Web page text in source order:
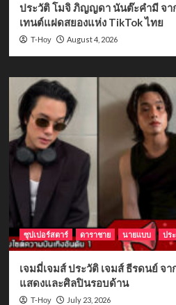
ประวัติ โมจิ ภิญญดา นันต๊ะคำมี จา
เทนต์แฝดสยองแห่ง TikTok ไทย
T-Hoy August 4, 2026
ซุปเปอร์สตาร์ ดาราชาย นายแบบ ปร
เจมมี่เจมส์ ประวัติ เจมส์ ธีรดนย์ จ
แสดงและศิลปินรอบด้าน
T-Hoy July 23, 2026